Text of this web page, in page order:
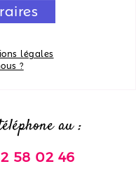
légales
?
au :
58 02 46